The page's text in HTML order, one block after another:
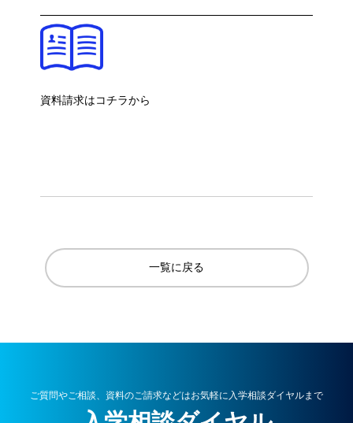
資料請求はコチラから
一覧に戻る
ご質問やご相談、資料のご請求などはお気軽に入学相談ダイヤルまで